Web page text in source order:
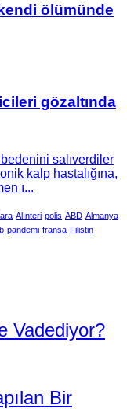
ölümünde
gözaltında
salıverdiler
kalp hastalığına,
ı...
Alınteri polis ABD Almanya
pandemi fransa Filistin
Vadediyor?
Bir